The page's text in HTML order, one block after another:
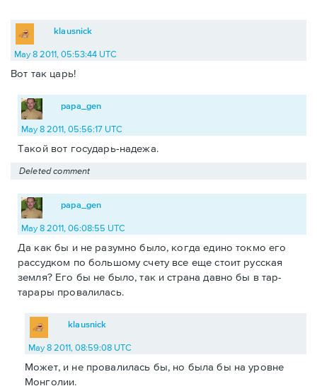
klausnick
May 8 2011, 05:53:44 UTC
Вот так царь!
papa_gen
May 8 2011, 05:56:17 UTC
Такой вот государь-надежа.
Deleted comment
papa_gen
May 8 2011, 06:08:55 UTC
Да как бы и не разумно было, когда едино токмо его
рассудком по большому счету все еще стоит русская
земля? Его бы не было, так и страна давно бы в тар-
тарары провалилась.
klausnick
May 8 2011, 08:59:08 UTC
Может, и не провалилась бы, но была бы на уровне
Монголии.